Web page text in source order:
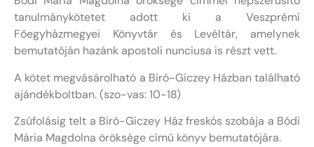
tanulmánykötetet adott ki a Veszprémi
Főegyházmegyei Könyvtár és Levéltár, amelynek
bemutatóján hazánk apostoli nunciusa is részt vett.
A kötet megvásárolható a Biró-Giczey Házban található
ajándékboltban. (szo-vas: 10-18)
Zsúfolásig telt a Biró-Giczey Ház freskós szobája a Bódi
Mária Magdolna öröksége című könyv bemutatójára.